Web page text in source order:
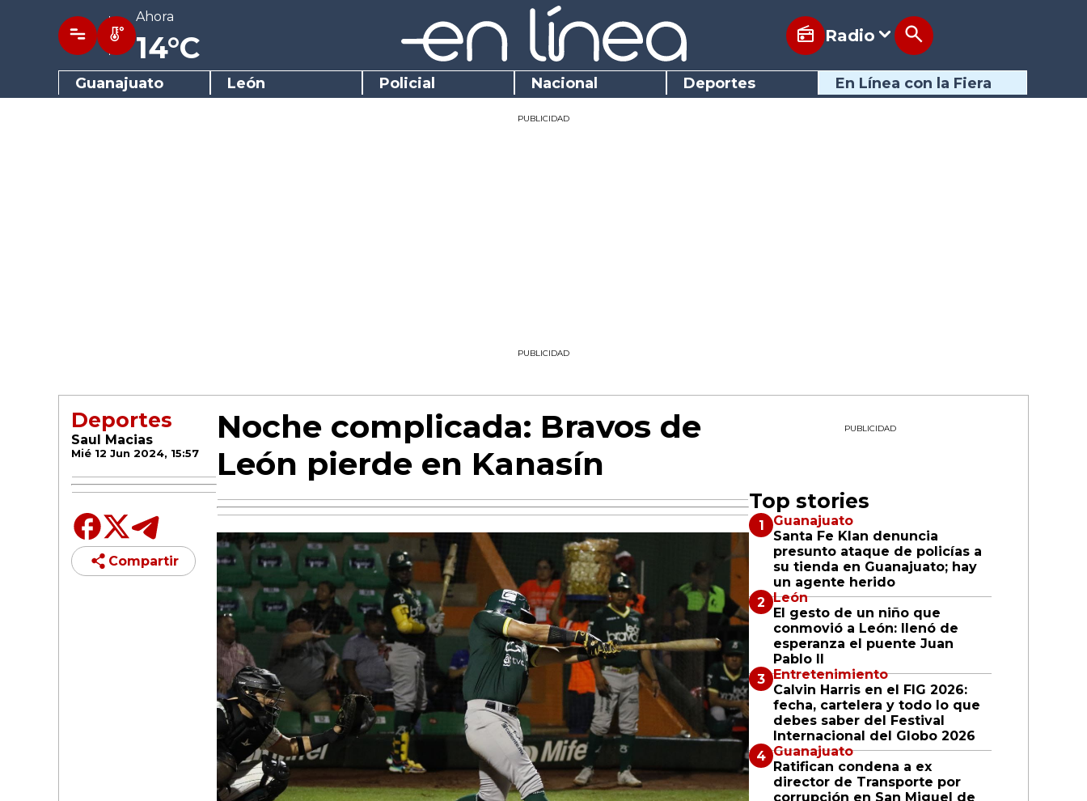
Ahora
14°C Radio
Guanajuato León Policial Nacional Deportes En Línea con la Fiera
PUBLICIDAD
PUBLICIDAD
Deportes
Saul Macias
Mié 12 Jun 2024, 15:57
Compartir
Noche complicada: Bravos de
León pierde en Kanasín
PUBLICIDAD
Top stories
Guanajuato
Santa Fe Klan denuncia
presunto ataque de policías a
su tienda en Guanajuato; hay
un agente herido
León
El gesto de un niño que
conmovió a León: llenó de
esperanza el puente Juan
Pablo II
Entretenimiento
Calvin Harris en el FIG 2026:
fecha, cartelera y todo lo que
debes saber del Festival
Internacional del Globo 2026
Guanajuato
Ratifican condena a ex
director de Transporte por
corrupción en San Miguel de